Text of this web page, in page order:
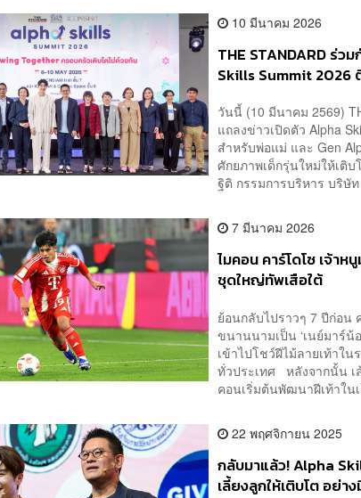
10 มีนาคม 2026
THE STANDARD ร่ว
Skills Summit 2026
วันนี้ (10 มีนาคม 2569)
แถลงข่าวเปิดตัว Alpha
สำหรับพ่อแม่ และ Gen
ศักยภาพเด็กรุ่นใหม่ให้เ
ฐิติ กรรมการบริหาร บริษัท
7 มีนาคม 2026
ไมคอน คาร์โดโซ เจ้า
ชุดใหญ่ทัพเสือใต้
ย้อนกลับไปราวๆ 7 ปีก่อน
ขนานนามเป็น ‘เนย์มาร์น้
เข้าไปโชว์ฝีไม้ลายเท้าใน
ทั่วประเทศ หลังจากนั้น เ
คอนเริ่มต้นพัฒนาฝีเท้าใน
22 พฤศจิกายน 2025
กลับมาแล้ว! Alpha
เลี้ยงลูกให้เติบโต อย่า